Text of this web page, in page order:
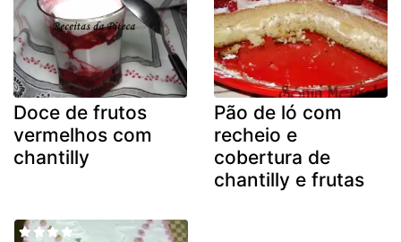
Doce de frutos
vermelhos com
chantilly
Pão de ló com
recheio e
cobertura de
chantilly e frutas